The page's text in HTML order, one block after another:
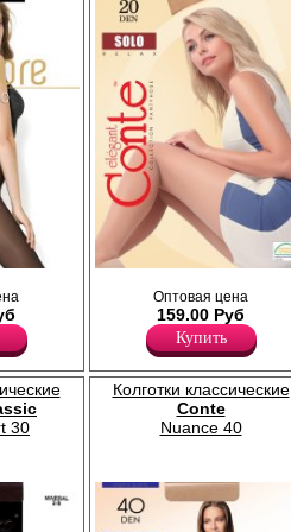
уплотненными шортиками; уплотненный
мысок, без ластовицы.
Плотность 20ден
Полиамид 88%
Эластан 12%
Оптовая цена
159.00 Руб
Купить
30
Колготки классические
Conte
Nuance 40